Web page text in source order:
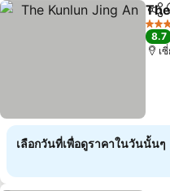
แชร์
5 ดาว
8.7
เ
เลือกวันที่เพื่อดูราคาในวันนั้นๆ